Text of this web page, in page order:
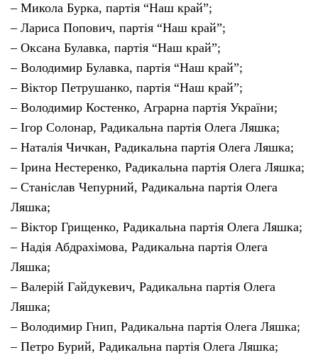
– Микола Бурка, партія “Наш край”;
– Лариса Попович, партія “Наш край”;
– Оксана Булавка, партія “Наш край”;
– Володимир Булавка, партія “Наш край”;
– Віктор Петрушанко, партія “Наш край”;
– Володимир Костенко, Аграрна партія України;
– Ігор Солонар, Радикальна партія Олега Ляшка;
– Наталія Чичкан, Радикальна партія Олега Ляшка;
– Ірина Нестеренко, Радикальна партія Олега Ляшка;
– Станіслав Чепурний, Радикальна партія Олега
Ляшка;
– Віктор Грищенко, Радикальна партія Олега Ляшка;
– Надія Абдрахімова, Радикальна партія Олега
Ляшка;
– Валерій Гайдукевич, Радикальна партія Олега
Ляшка;
– Володимир Гнип, Радикальна партія Олега Ляшка;
– Петро Бурий, Радикальна партія Олега Ляшка;